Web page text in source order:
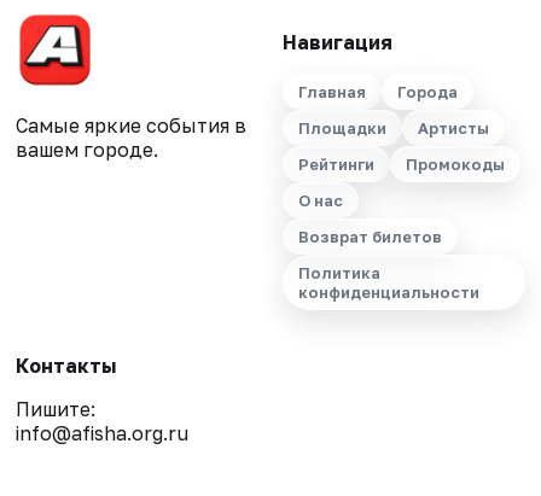
Самые яркие события в
вашем городе.
Навигация
Главная
Города
Площадки
Артисты
Рейтинги
Промокоды
О нас
Возврат билетов
Политика
конфиденциальности
Контакты
Пишите:
info@afisha.org.ru